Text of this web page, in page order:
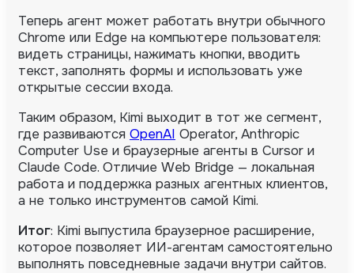
Теперь агент может работать внутри обычного
Chrome или Edge на компьютере пользователя:
видеть страницы, нажимать кнопки, вводить
текст, заполнять формы и использовать уже
открытые сессии входа.
Таким образом, Kimi выходит в тот же сегмент,
где развиваются OpenAI Operator, Anthropic
Computer Use и браузерные агенты в Cursor и
Claude Code. Отличие Web Bridge — локальная
работа и поддержка разных агентных клиентов,
а не только инструментов самой Kimi.
Итог: Kimi выпустила браузерное расширение,
которое позволяет ИИ-агентам самостоятельно
выполнять повседневные задачи внутри сайтов.